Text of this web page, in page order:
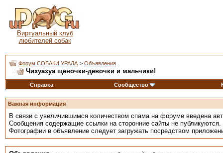
Виртуальный клуб
любителей собак
Форум СОБАКИ УРАЛА > Объявления
Чихуахуа щеночки-девочки и мальчики!
Справка Сообщество
Важная информация
В связи с увеличившимся количеством спама на форуме введена
Сообщения содержащие ссылки на сторонние сайты не публикуются.
Фотографии в объявление следует загружать посредством